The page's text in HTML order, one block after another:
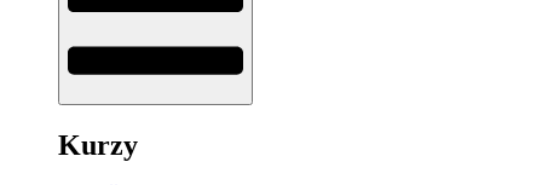
Kurzy